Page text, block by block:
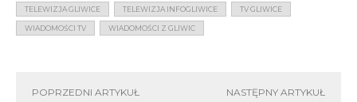
TELEWIZJA GLIWICE TELEWIZJA INFOGLIWICE TV GLIWICE
WIADOMOŚCI TV WIADOMOŚCI Z GLIWIC
POPRZEDNI ARTYKUŁ NASTĘPNY ARTYKUŁ